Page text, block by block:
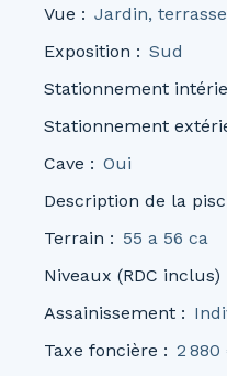
Vue : Jardin, terrasse
Exposition : Sud
Stationnement
Stationnement
Cave : Oui
Description de la
Terrain : 55 a 56 ca
Niveaux (RDC inclus)
Assainissement :
Taxe foncière : 2 880